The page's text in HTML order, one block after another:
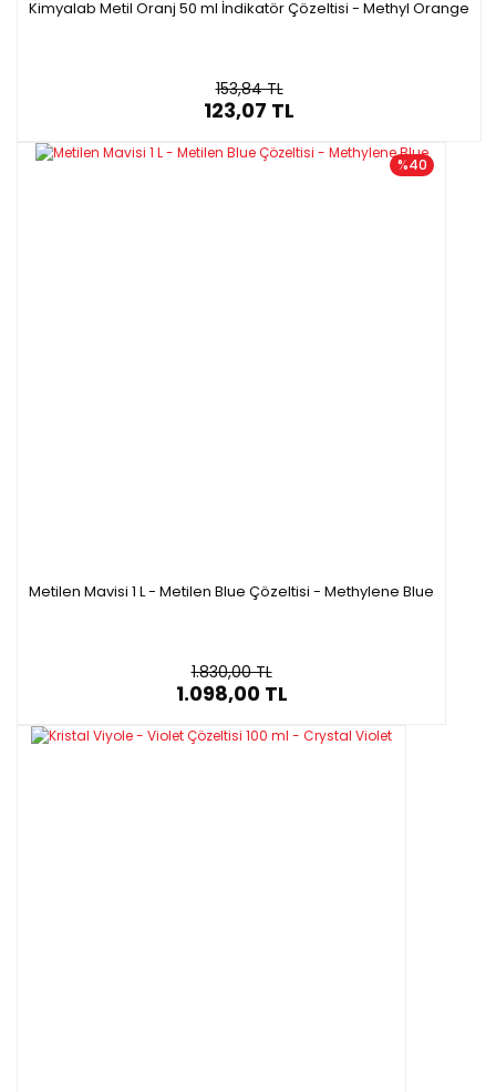
Kimyalab Metil Oranj 50 ml İndikatör Çözeltisi - Methyl Orange
153,84 TL
123,07 TL
%40
Metilen Mavisi 1 L - Metilen Blue Çözeltisi - Methylene Blue
1.830,00 TL
1.098,00 TL